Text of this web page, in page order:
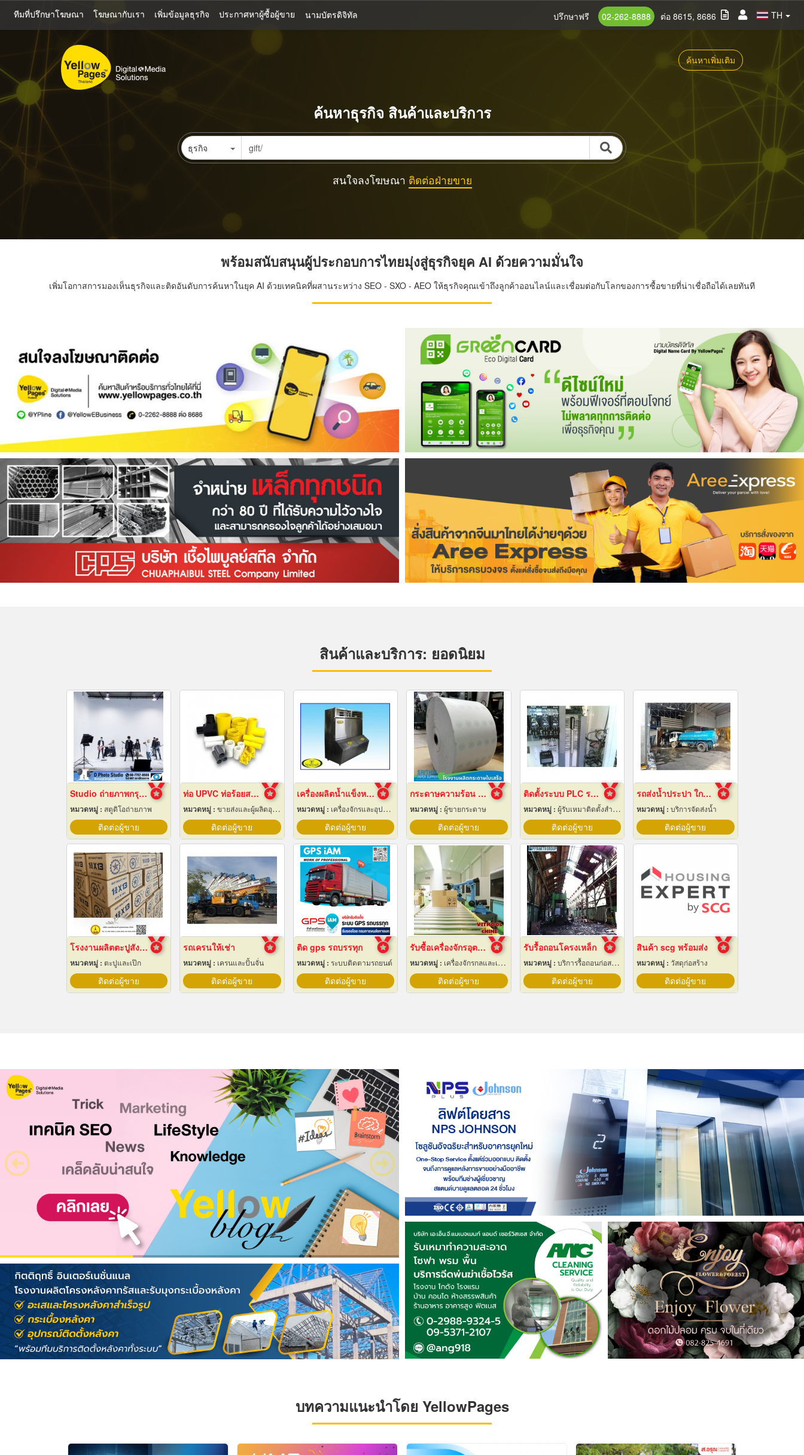
หลัก
ทีมที่ปรึกษาโฆษณา โฆษณากับเรา เพิ่มข้อมูลธุรกิจ ประกาศหาผู้ซื้อผู้ขาย นามบัตรดิจิทัล TH
ปรึกษาฟรี 02-262-8888 ต่อ 8615, 8686
ค้นหาเพิ่มเติม
ค้นหาธุรกิจ สินค้าและบริการ
ธุรกิจ
สนใจลงโฆษณา ติดต่อฝ่ายขาย
พร้อมสนับสนุนผู้ประกอบการไทยมุ่งสู่ธุรกิจยุค AI ด้วยความมั่นใจ
เพิ่มโอกาสการมองเห็นธุรกิจและติดอันดับการค้นหาในยุค AI ด้วยเทคนิคที่ผสานระหว่าง SEO - SXO - AEO ให้ธุรกิจคุณเข้าถึงลูกค้าออนไลน์และเชื่อมต่อกับโลกของการซื้อขายที่น่าเชื่อถือได้เลยทันที
สินค้าและบริการ: ยอดนิยม
Studio ถ่ายภาพกรุงเทพ
หมวดหมู่ : สตูดิโอถ่ายภาพ
ติดต่อผู้ขาย
ท่อ UPVC ท่อร้อยสายไฟ ท่อขาว ท่อเหลือง พัทยา ชลบุรี
หมวดหมู่ : ขายส่งและผู้ผลิตอุปกรณ์เครื่องใช้ไฟฟ้า
ติดต่อผู้ขาย
เครื่องผลิตน้ำแข็งหลอด เชียงใหม่
หมวดหมู่ : เครื่องจักรและอุปกรณ์ผลิตน้ำแข็ง
ติดต่อผู้ขาย
กระดาษความร้อน 57x80 ราคาส่ง
หมวดหมู่ : ผู้ขายกระดาษ
ติดต่อผู้ขาย
ติดตั้งระบบ PLC ระยอง
หมวดหมู่ : ผู้รับเหมาติดตั้งสำหรับบ้านและโรงงานไฟฟ้า
ติดต่อผู้ขาย
รถส่งน้ำประปา ใกล้ฉัน
หมวดหมู่ : บริการจัดส่งน้ำ
ติดต่อผู้ขาย
โรงงานผลิตตะปูสังกะสี
หมวดหมู่ : ตะปูและเป๊ก
ติดต่อผู้ขาย
รถเครนให้เช่า
หมวดหมู่ : เครนและปั้นจั่น
ติดต่อผู้ขาย
ติด gps รถบรรทุก
หมวดหมู่ : ระบบติดตามรถยนต์
ติดต่อผู้ขาย
รับซื้อเครื่องจักรอุตสาหกรรมมือสอง
หมวดหมู่ : เครื่องจักรกลและเครื่องมือกล
ติดต่อผู้ขาย
รับรื้อถอนโครงเหล็ก
หมวดหมู่ : บริการรื้อถอนก่อสร้าง
ติดต่อผู้ขาย
สินค้า scg พร้อมส่ง
หมวดหมู่ : วัสดุก่อสร้าง
ติดต่อผู้ขาย
บทความแนะนำโดย YellowPages